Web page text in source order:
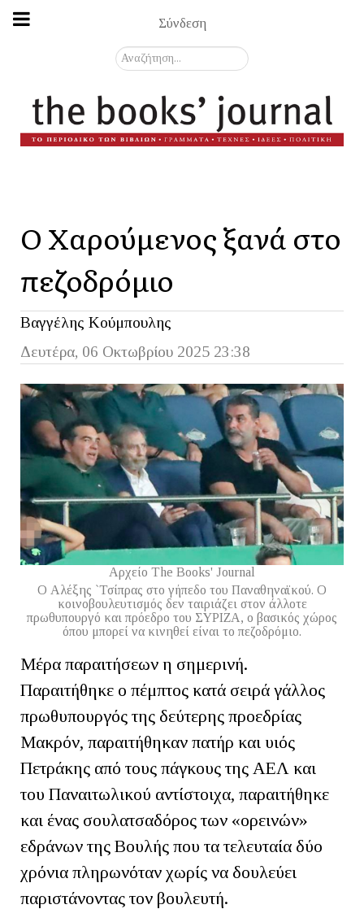
Σύνδεση
Αναζήτηση...
Ο Χαρούμενος ξανά στο
πεζοδρόμιο
Βαγγέλης Κούμπουλης
Δευτέρα, 06 Οκτωβρίου 2025 23:38
Αρχείο Τhe Books' Journal
Ο Αλέξης `Τσίπρας στο γήπεδο του Παναθηναϊκού. Ο
κοινοβουλευτισμός δεν ταιριάζει στον άλλοτε
πρωθυπουργό και πρόεδρο του ΣΥΡΙΖΑ, ο βασικός χώρος
όπου μπορεί να κινηθεί είναι το πεζοδρόμιο.
Μέρα παραιτήσεων η σημερινή.
Παραιτήθηκε ο πέμπτος κατά σειρά γάλλος
πρωθυπουργός της δεύτερης προεδρίας
Μακρόν, παραιτήθηκαν πατήρ και υιός
Πετράκης από τους πάγκους της ΑΕΛ και
του Παναιτωλικού αντίστοιχα, παραιτήθηκε
και ένας σουλατσαδόρος των «ορεινών»
εδράνων της Βουλής που τα τελευταία δύο
χρόνια πληρωνόταν χωρίς να δουλεύει
παριστάνοντας τον βουλευτή.